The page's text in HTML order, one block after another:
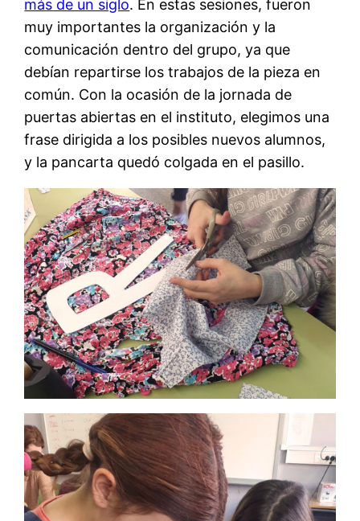
más de un siglo. En estas sesiones, fueron
muy importantes la organización y la
comunicación dentro del grupo, ya que
debían repartirse los trabajos de la pieza en
común. Con la ocasión de la jornada de
puertas abiertas en el instituto, elegimos una
frase dirigida a los posibles nuevos alumnos,
y la pancarta quedó colgada en el pasillo.